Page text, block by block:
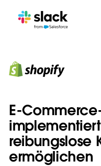
E-
reibungslose
ermöglichen